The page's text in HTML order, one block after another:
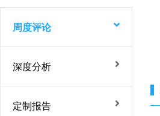
周度评论
深度分析
定制报告